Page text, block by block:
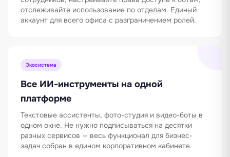
отслеживайте использование по отделам. Единый
аккаунт для всего офиса с разграничением ролей.
Экосистема
Все ИИ-инструменты на одной
платформе
Текстовые ассистенты, фото-студия и видео-боты в
одном окне. Не нужно подписываться на десятки
разных сервисов — весь функционал для бизнес-
задач собран в едином корпоративном кабинете.